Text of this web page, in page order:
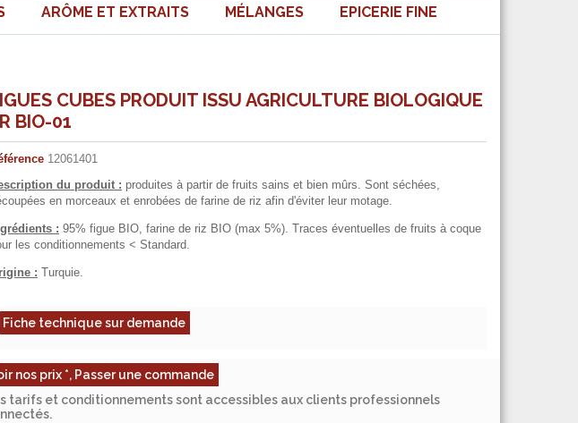
ARÔME ET EXTRAITS MÉLANGES EPICERIE FINE
CUBES PRODUIT ISSU AGRICULTURE BIOLOGIQUE
BIO-01
12061401
du produit : produites à partir de fruits sains et bien mûrs. Sont séchées,
en morceaux et enrobées de farine de riz afin d'éviter leur motage.
: 95% figue BIO, farine de riz BIO (max 5%). Traces éventuelles de fruits à coque
les conditionnements < Standard.
: Turquie.
Fiche technique sur demande
nos prix *, Passer une commande
tarifs et conditionnements sont accessibles aux clients professionnels